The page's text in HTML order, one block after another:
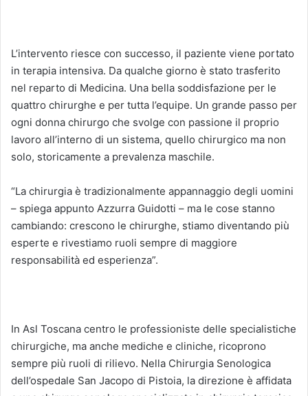
L’intervento riesce con successo, il paziente viene portato
in terapia intensiva. Da qualche giorno è stato trasferito
nel reparto di Medicina. Una bella soddisfazione per le
quattro chirurghe e per tutta l’equipe. Un grande passo per
ogni donna chirurgo che svolge con passione il proprio
lavoro all’interno di un sistema, quello chirurgico ma non
solo, storicamente a prevalenza maschile.
“La chirurgia è tradizionalmente appannaggio degli uomini
– spiega appunto Azzurra Guidotti – ma le cose stanno
cambiando: crescono le chirurghe, stiamo diventando più
esperte e rivestiamo ruoli sempre di maggiore
responsabilità ed esperienza”.
In Asl Toscana centro le professioniste delle specialistiche
chirurgiche, ma anche mediche e cliniche, ricoprono
sempre più ruoli di rilievo. Nella Chirurgia Senologica
dell’ospedale San Jacopo di Pistoia, la direzione è affidata